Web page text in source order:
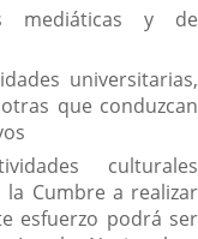
mediáticas y de
universitarias,
que conduzcan
culturales
Cumbre a realizar
esfuerzo podrá ser